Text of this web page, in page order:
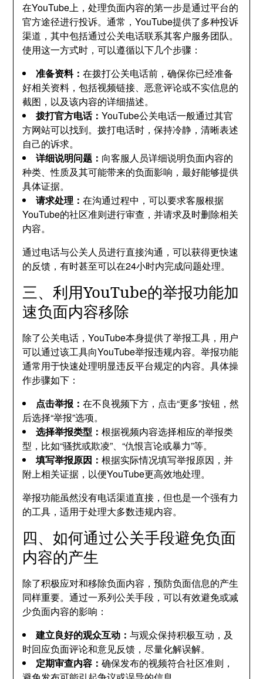
在YouTube上，处理负面内容的第一步是通过平台的
官方途径进行投诉。通常，YouTube提供了多种投诉
渠道，其中包括通过公关电话联系其客户服务团队。
使用这一方式时，可以遵循以下几个步骤：
准备资料：在拨打公关电话前，确保你已经准备
好相关资料，包括视频链接、恶意评论或不实信息的
截图，以及该内容的详细描述。
拨打官方电话：YouTube公关电话一般通过其官
方网站可以找到。拨打电话时，保持冷静，清晰表述
自己的诉求。
详细说明问题： 向客服人员详细说明负面内容的
种类、性质及其可能带来的负面影响，最好能够提供
具体证据。
请求处理：在沟通过程中，可以要求客服根据
YouTube的社区准则进行审查，并请求及时删除相关
内容。
通过电话与公关人员进行直接沟通，可以获得更快速
的反馈，有时甚至可以在24小时内完成问题处理。
三、利用YouTube的举报功能加
速负面内容移除
除了公关电话，YouTube本身提供了举报工具，用户
可以通过该工具向YouTube举报违规内容。举报功能
通常用于快速处理明显违反平台规定的内容。具体操
作步骤如下：
点击举报：在不良视频下方，点击“更多”按钮，然
后选择“举报”选项。
选择举报类型：根据视频内容选择相应的举报类
型，比如“骚扰或欺凌”、“仇恨言论或暴力”等。
填写举报原因：根据实际情况填写举报原因，并
附上相关证据，以便YouTube更高效地处理。
举报功能虽然没有电话渠道直接，但也是一个强有力
的工具，适用于处理大多数违规内容。
四、如何通过公关手段避免负面
内容的产生
除了积极应对和移除负面内容，预防负面信息的产生
同样重要。通过一系列公关手段，可以有效避免或减
少负面内容的影响：
建立良好的观众互动：与观众保持积极互动，及
时回应负面评论和意见反馈，尽量化解误解。
定期审查内容：确保发布的视频符合社区准则，